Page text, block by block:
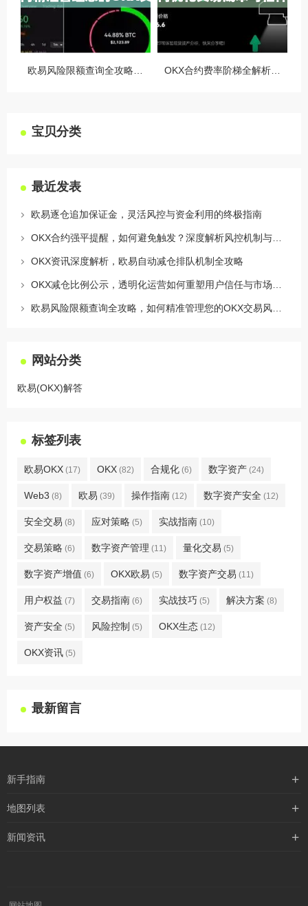
宝贝分类
最近发表
欧易逐仓追加保证金，灵活风控与资金利用的终极指南
OKX资讯深度解析，欧易自动减仓排队机制全攻略
网站分类
欧易(OKX)解答
标签列表
欧易OKX (17) OKX (82) 合规化 (6) 数字资产 (24)
Web3 (8) 欧易 (39) 操作指南 (12) 数字资产安全 (12)
安全交易 (8) 应对策略 (5) 实战指南 (10)
交易策略 (6) 数字资产管理 (11) 量化交易 (5)
数字资产增值 (6) OKX欧易 (5) 数字资产交易 (11)
用户权益 (7) 交易指南 (6) 实战技巧 (5) 解决方案 (8)
资产安全 (5) 风险控制 (5) OKX生态 (12)
OKX资讯 (5)
最新留言
新手指南
购买流程
地图列表
最新文章
新闻资讯